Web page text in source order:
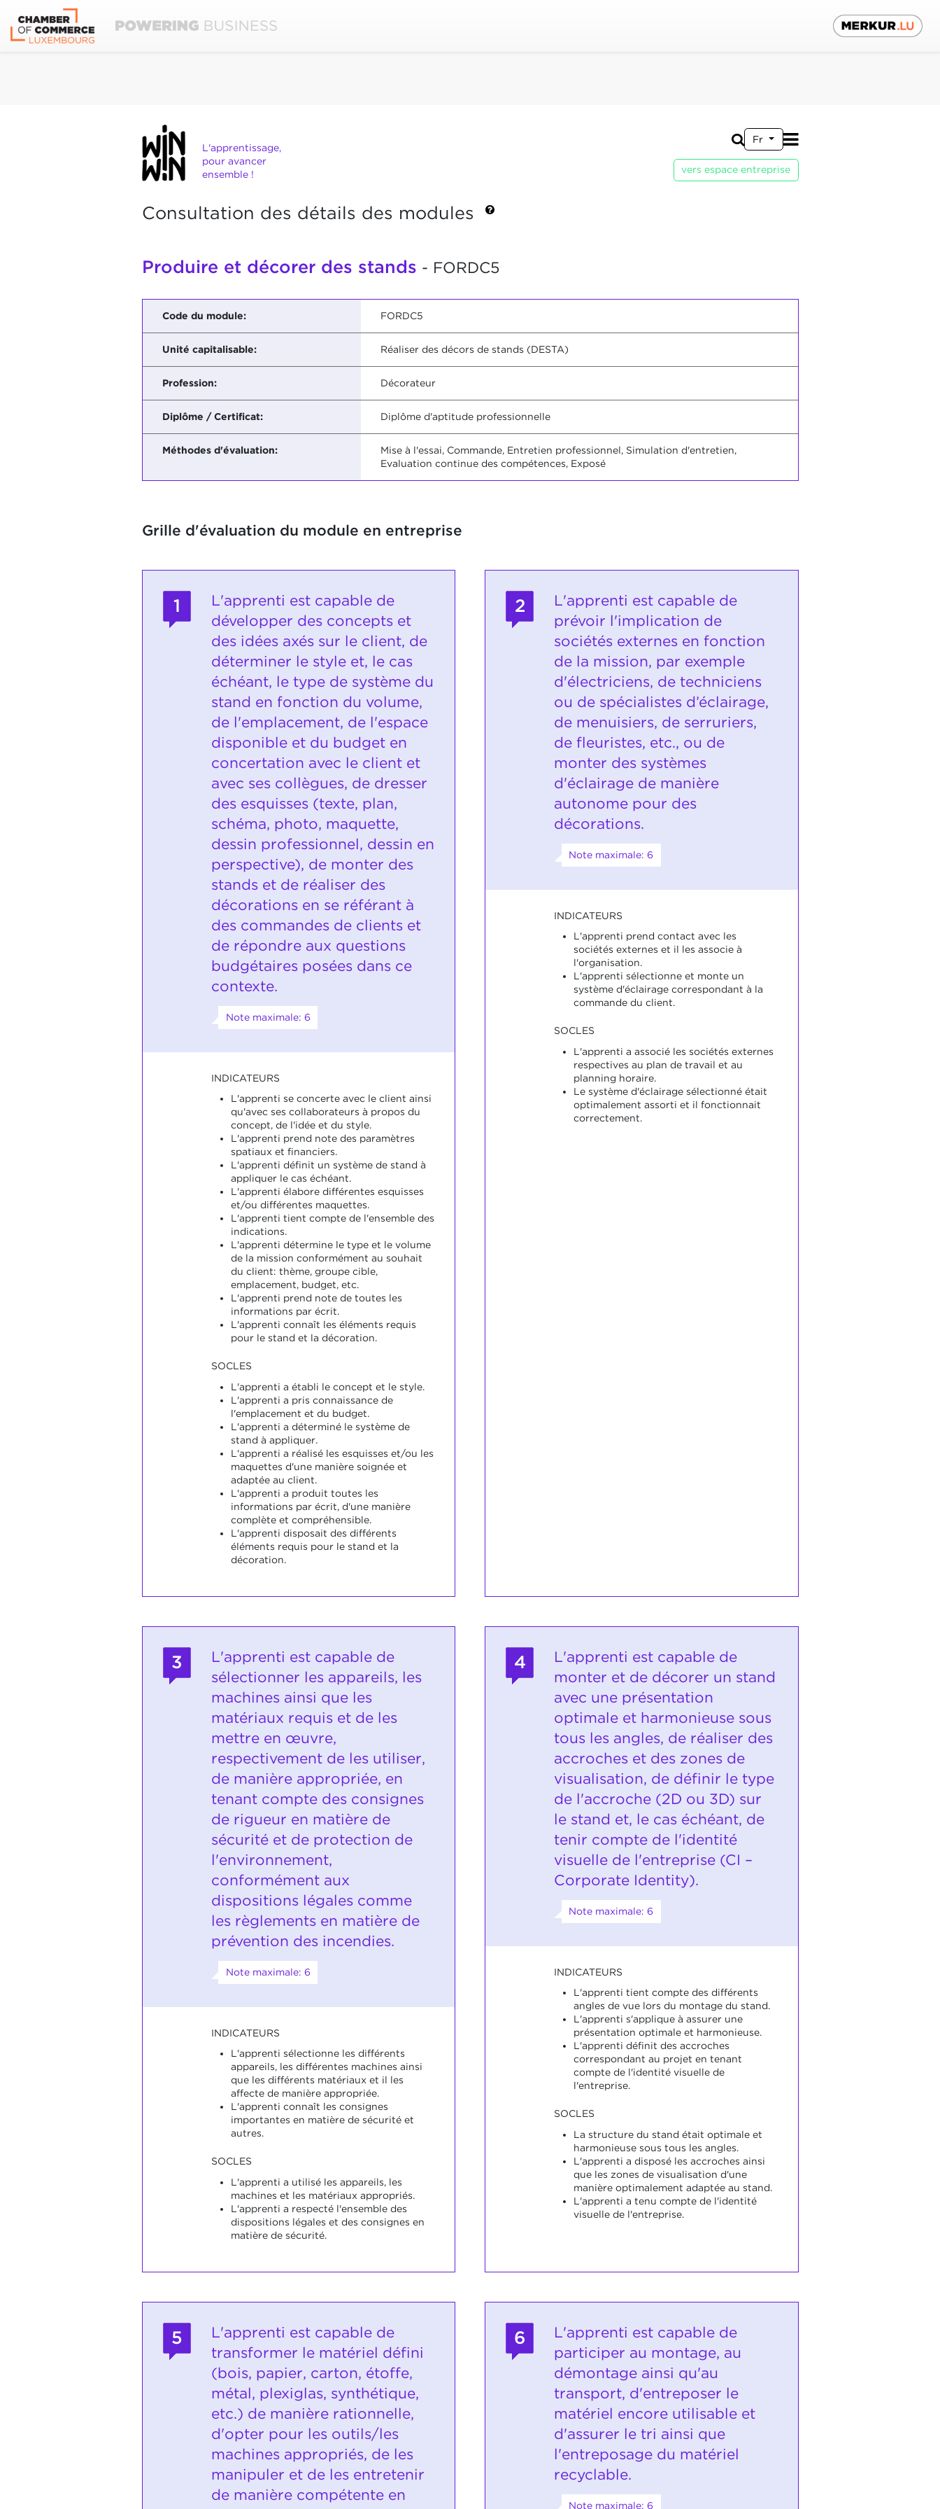
L'apprentissage,
pour avancer
ensemble !
Fr
vers espace entreprise
Consultation des détails des modules
Produire et décorer des stands - FORDC5
Code du module: FORDC5
Unité capitalisable: Réaliser des décors de stands (DESTA)
Profession: Décorateur
Diplôme / Certificat: Diplôme d'aptitude professionnelle
Méthodes d'évaluation:
Mise à l'essai, Commande, Entretien professionnel, Simulation d'entretien,
Evaluation continue des compétences, Exposé
Grille d'évaluation du module en entreprise
1
L'apprenti est capable de
développer des concepts et
des idées axés sur le client, de
déterminer le style et, le cas
échéant, le type de système du
stand en fonction du volume,
de l'emplacement, de l'espace
disponible et du budget en
concertation avec le client et
avec ses collègues, de dresser
des esquisses (texte, plan,
schéma, photo, maquette,
dessin professionnel, dessin en
perspective), de monter des
stands et de réaliser des
décorations en se référant à
des commandes de clients et
de répondre aux questions
budgétaires posées dans ce
contexte.
Note maximale: 6
INDICATEURS
L'apprenti se concerte avec le client ainsi
qu'avec ses collaborateurs à propos du
concept, de l'idée et du style.
L'apprenti prend note des paramètres
spatiaux et financiers.
L'apprenti définit un système de stand à
appliquer le cas échéant.
L'apprenti élabore différentes esquisses
et/ou différentes maquettes.
L'apprenti tient compte de l'ensemble des
indications.
L'apprenti détermine le type et le volume
de la mission conformément au souhait
du client: thème, groupe cible,
emplacement, budget, etc.
L'apprenti prend note de toutes les
informations par écrit.
L'apprenti connaît les éléments requis
pour le stand et la décoration.
SOCLES
L'apprenti a établi le concept et le style.
L'apprenti a pris connaissance de
l'emplacement et du budget.
L'apprenti a déterminé le système de
stand à appliquer.
L'apprenti a réalisé les esquisses et/ou les
maquettes d'une manière soignée et
adaptée au client.
L'apprenti a produit toutes les
informations par écrit, d'une manière
complète et compréhensible.
L'apprenti disposait des différents
éléments requis pour le stand et la
décoration.
2
L'apprenti est capable de
prévoir l'implication de
sociétés externes en fonction
de la mission, par exemple
d'électriciens, de techniciens
ou de spécialistes d’éclairage,
de menuisiers, de serruriers,
de fleuristes, etc., ou de
monter des systèmes
d'éclairage de manière
autonome pour des
décorations.
Note maximale: 6
INDICATEURS
L'apprenti prend contact avec les
sociétés externes et il les associe à
l'organisation.
L'apprenti sélectionne et monte un
système d'éclairage correspondant à la
commande du client.
SOCLES
L'apprenti a associé les sociétés externes
respectives au plan de travail et au
planning horaire.
Le système d'éclairage sélectionné était
optimalement assorti et il fonctionnait
correctement.
3
L'apprenti est capable de
sélectionner les appareils, les
machines ainsi que les
matériaux requis et de les
mettre en œuvre,
respectivement de les utiliser,
de manière appropriée, en
tenant compte des consignes
de rigueur en matière de
sécurité et de protection de
l'environnement,
conformément aux
dispositions légales comme
les règlements en matière de
prévention des incendies.
Note maximale: 6
INDICATEURS
L'apprenti sélectionne les différents
appareils, les différentes machines ainsi
que les différents matériaux et il les
affecte de manière appropriée.
L'apprenti connaît les consignes
importantes en matière de sécurité et
autres.
SOCLES
L'apprenti a utilisé les appareils, les
machines et les matériaux appropriés.
L'apprenti a respecté l'ensemble des
dispositions légales et des consignes en
matière de sécurité.
4
L'apprenti est capable de
monter et de décorer un stand
avec une présentation
optimale et harmonieuse sous
tous les angles, de réaliser des
accroches et des zones de
visualisation, de définir le type
de l'accroche (2D ou 3D) sur
le stand et, le cas échéant, de
tenir compte de l'identité
visuelle de l'entreprise (CI –
Corporate Identity).
Note maximale: 6
INDICATEURS
L'apprenti tient compte des différents
angles de vue lors du montage du stand.
L'apprenti s'applique à assurer une
présentation optimale et harmonieuse.
L'apprenti définit des accroches
correspondant au projet en tenant
compte de l'identité visuelle de
l'entreprise.
SOCLES
La structure du stand était optimale et
harmonieuse sous tous les angles.
L'apprenti a disposé les accroches ainsi
que les zones de visualisation d'une
manière optimalement adaptée au stand.
L'apprenti a tenu compte de l'identité
visuelle de l'entreprise.
5
L'apprenti est capable de
transformer le matériel défini
(bois, papier, carton, étoffe,
métal, plexiglas, synthétique,
etc.) de manière rationnelle,
d'opter pour les outils/les
machines appropriés, de les
manipuler et de les entretenir
de manière compétente en
6
L'apprenti est capable de
participer au montage, au
démontage ainsi qu'au
transport, d'entreposer le
matériel encore utilisable et
d'assurer le tri ainsi que
l'entreposage du matériel
recyclable.
Note maximale: 6